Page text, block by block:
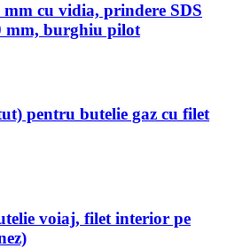
cu vidia, prindere SDS
mm, burghiu pilot
pentru butelie gaz cu filet
voiaj, filet interior pe